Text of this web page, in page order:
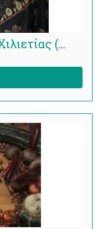
Αναπτυξιακοί Στόχοι της Χιλιετίας (ΑΣΧ)